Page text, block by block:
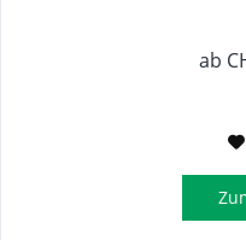
ab